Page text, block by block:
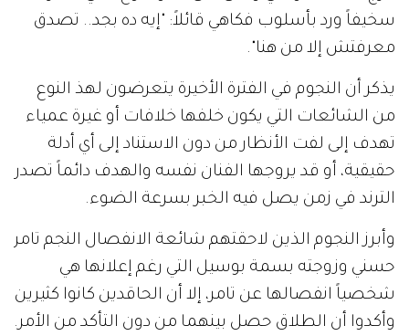
سخيفاً ورد بأسلوب فكاهي قائلاً: "إيه ده بجد.. تصدق
معرفتش إلا من هنا".
يذكر أن النجوم في الفترة الأخيرة يتعرضون لهذ النوع
من الشائعات التي يكون خلفها خلافات أو غيرة عمياء
تهدف إلى لفت الأنظار من دون الاستناد إلى أي أدلة
حقيقية، أو قد يروجها الفنان نفسه والهدف دائماً تصدر
الترند في زمن يصل فيه الخبر بسرعة الضوء.
وأبرز النجوم الذين لاحقتهم شائعة الانفصال النجم تامر
حسني وزوجته بسمة بوسيل التي رغم إعلانها هي
شخصياً انفصالها عن تامر، إلا أن الحاقدين كانوا كثيرين
وأكدوا أن الطلاق حصل بينهما من دون التأكد من الأمر.